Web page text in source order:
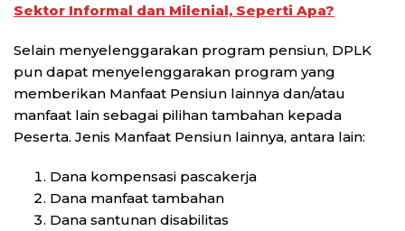
Sektor Informal dan Milenial, Seperti Apa?
Selain menyelenggarakan program pensiun, DPLK
pun dapat menyelenggarakan program yang
memberikan Manfaat Pensiun lainnya dan/atau
manfaat lain sebagai pilihan tambahan kepada
Peserta. Jenis Manfaat Pensiun lainnya, antara lain:
Dana kompensasi pascakerja
Dana manfaat tambahan
Dana santunan disabilitas